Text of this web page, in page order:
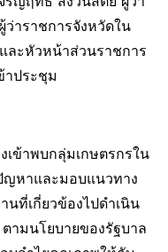
ว่าราชการจังหวัดใน
ละหัวหน้าส่วนราชการ
าประชุม
เข้าพบกลุ่มเกษตรกรใน
ญหาและมอบแนวทาง
นที่เกี่ยวข้องไปดำเนิน
ามนโยบายของรัฐบาล